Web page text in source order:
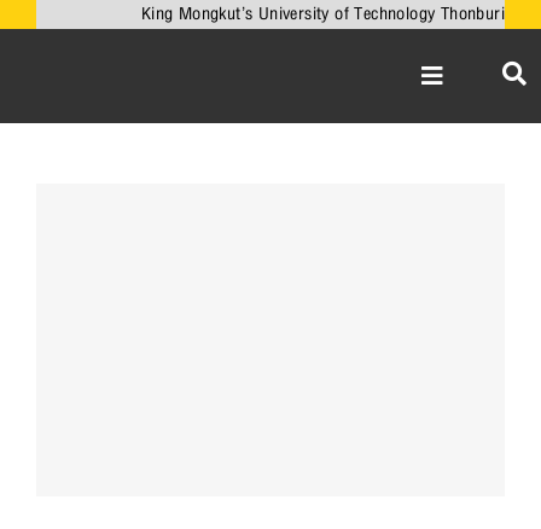
King Mongkut’s University of Technology Thonburi
Toggle
Navigation
หน้าหลัก